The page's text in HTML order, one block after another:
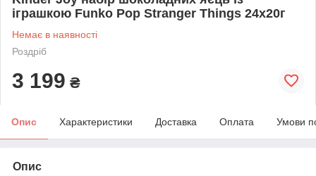
іграшкою Funko Pop Stranger Things 24x20г
Немає в наявності
Роздріб
3 199 ₴
Опис Характеристики Доставка Оплата Умови
Опис